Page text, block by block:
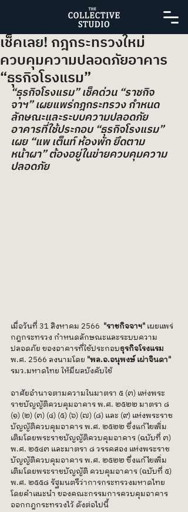
เช็คเลย! กฎกระทรวงใหม่
ควบคุมความปลอดภัยอาคาร
“ธุรกิจโรงแรม”
“ธุรกิจโรงแรม” เช็คด่วน “ราชกิจ
จาฯ” เผยแพร่กฎกระทรวง กำหนด
ลักษณะและระบบความปลอดภัย
อาคารที่ใช้ประกอบ “ธุรกิจโรงแรม”
เผย “แพ เต็นท์ ห้องพัก ยึดตาม
หน้าผา” ต้องอยู่ในข่ายควบคุมความ
ปลอดภัย
เมื่อวันที่ 31 สิงหาคม 2566 "ราชกิจจาฯ" เผยแพร่
กฎกระทรวง กำหนดลักษณะและระบบความ
ปลอดภัย ของอาคารที่ใช้ประกอบธุรกิจโรงแรม
พ.ศ. 2566 ลงนามโดย "พล.อ.อนุพงษ์ เผ่าจินดา"
รมว.มหาดไทย ให้มีผลบังคับใช้
อาศัยอำนาจตามความในมาตรา ๕ (๓) แห่งพระ
ราชบัญญัติควบคุมอาคาร พ.ศ. ๒๕๒๒ มาตรา ๘
(๑) (๒) (๓) (๔) (๕) (๖) (๗) (๘) และ (๙) แห่งพระราช
บัญญัติควบคุมอาคาร พ.ศ. ๒๕๒๒ ซึ่งแก้ไขเพิ่ม
เติมโดยพระราชบัญญัติควบคุมอาคาร (ฉบับที่ ๓)
พ.ศ. ๒๕๔๓ และมาตรา ๘ วรรคสอง แห่งพระราช
บัญญัติควบคุมอาคาร พ.ศ. ๒๕๒๒ ซึ่งแก้ไขเพิ่ม
เติมโดยพระราชบัญญัติ ควบคุมอาคาร (ฉบับที่ ๕)
พ.ศ. ๒๕๕๘ รัฐมนตรีว่าการกระทรวงมหาดไทย
โดยคำแนะนำ ของคณะกรรมการควบคุมอาคาร
ออกกฎกระทรวงไว้ ดังต่อไปนี้